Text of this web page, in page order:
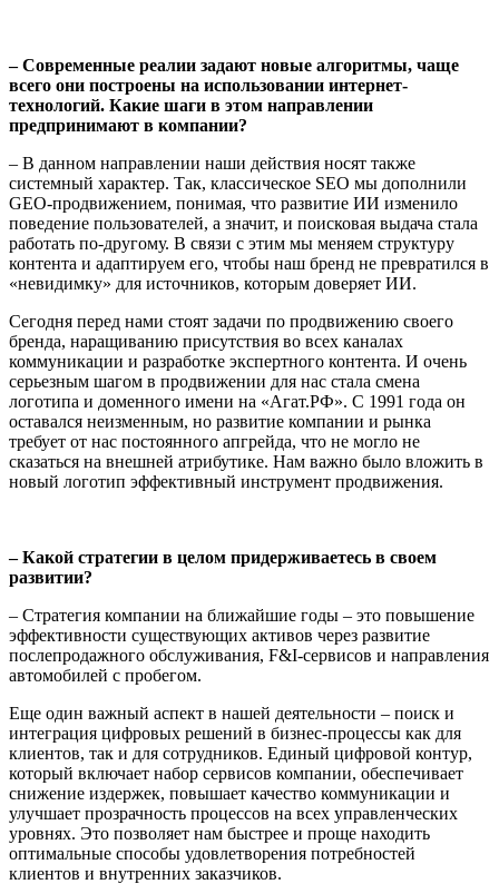
– Современные реалии задают новые алгоритмы, чаще
всего они построены на использовании интернет-
технологий. Какие шаги в этом направлении
предпринимают в компании?
– В данном направлении наши действия носят также
системный характер. Так, классическое SEO мы дополнили
GEO-продвижением, понимая, что развитие ИИ изменило
поведение пользователей, а значит, и поисковая выдача стала
работать по-другому. В связи с этим мы меняем структуру
контента и адаптируем его, чтобы наш бренд не превратился в
«невидимку» для источников, которым доверяет ИИ.
Сегодня перед нами стоят задачи по продвижению своего
бренда, наращиванию присутствия во всех каналах
коммуникации и разработке экспертного контента. И очень
серьезным шагом в продвижении для нас стала смена
логотипа и доменного имени на «Агат.РФ». С 1991 года он
оставался неизменным, но развитие компании и рынка
требует от нас постоянного апгрейда, что не могло не
сказаться на внешней атрибутике. Нам важно было вложить в
новый логотип эффективный инструмент продвижения.
– Какой стратегии в целом придерживаетесь в своем
развитии?
– Стратегия компании на ближайшие годы – это повышение
эффективности существующих активов через развитие
послепродажного обслуживания, F&I-сервисов и направления
автомобилей с пробегом.
Еще один важный аспект в нашей деятельности – поиск и
интеграция цифровых решений в бизнес-процессы как для
клиентов, так и для сотрудников. Единый цифровой контур,
который включает набор сервисов компании, обеспечивает
снижение издержек, повышает качество коммуникации и
улучшает прозрачность процессов на всех управленческих
уровнях. Это позволяет нам быстрее и проще находить
оптимальные способы удовлетворения потребностей
клиентов и внутренних заказчиков.